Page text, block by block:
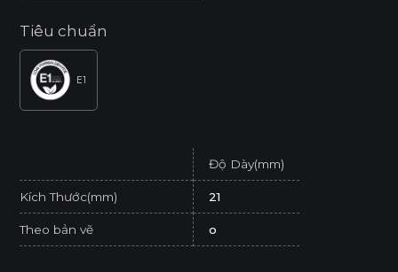
Tiêu chuẩn
E1
Độ Dày(mm)
Kích Thước(mm) 21
Theo bản vẽ o